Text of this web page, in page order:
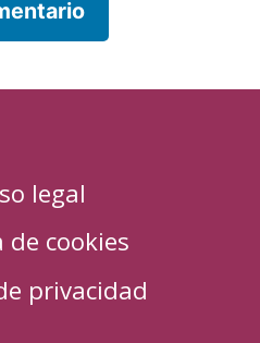
legal
de cookies
privacidad